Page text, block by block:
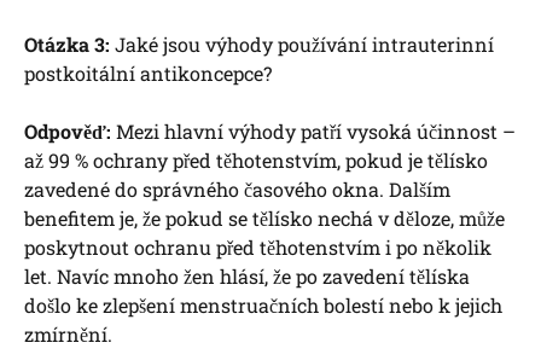
Otázka 3: Jaké jsou výhody používání intrauterinní
postkoitální antikoncepce?
Odpověď: Mezi hlavní výhody patří vysoká účinnost –
až 99 % ochrany před těhotenstvím, pokud je tělísko
zavedené do správného časového okna. Dalším
benefitem je, že pokud se tělísko nechá v děloze, může
poskytnout ochranu před těhotenstvím i po několik
let. Navíc mnoho žen hlásí, že po zavedení tělíska
došlo ke zlepšení menstruačních bolestí nebo k jejich
zmírnění.